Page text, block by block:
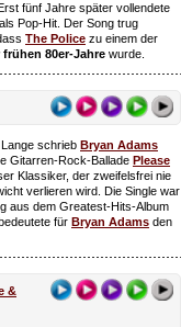
fünf Jahre später vollendete
Pop-Hit. Der Song trug
The Police zu einem der
80er-Jahre wurde.
schrieb Bryan Adams
Gitarren-Rock-Ballade Please
Klassiker, der zweifelsfrei nie
verlieren wird. Die Single war
aus dem Greatest-Hits-Album
für Bryan Adams den
&